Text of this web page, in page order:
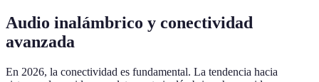
Audio inalámbrico y conectividad
avanzada
En 2026, la conectividad es fundamental. La tendencia hacia